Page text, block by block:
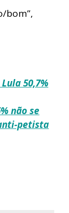
bom”,
50,7%
não se
petista